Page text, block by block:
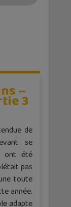
–
3
de
se
ont été
pas
toute
année.
adapte